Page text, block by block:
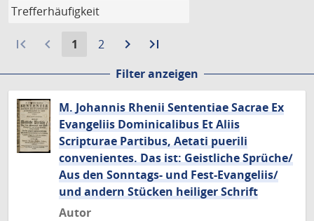
first_page navigate_before
Aktuelle
1
Gehe
Seite
2 navigate_next
Zur
Seite
last_page
Seite
Filter anzeigen
M. Johannis Rhenii Sententiae Sacrae Ex
Evangeliis Dominicalibus Et Aliis
Scripturae Partibus, Aetati puerili
convenientes. Das ist: Geistliche Sprüche/
Aus den Sonntags- und Fest-Evangeliis/
und andern Stücken heiliger Schrift
Autor